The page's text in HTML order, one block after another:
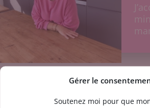
Gérer le
Soutenez moi pour que